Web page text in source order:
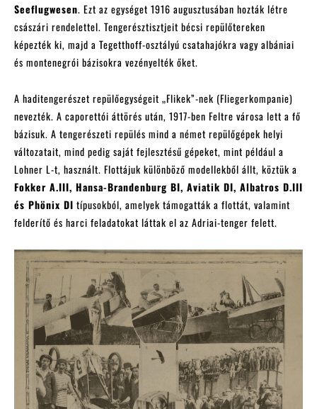
Seeflugwesen. Ezt az egységet 1916 augusztusában hozták létre
császári rendelettel. Tengerésztisztjeit bécsi repülőtereken
képezték ki, majd a Tegetthoff-osztályú csatahajókra vagy albániai
és montenegrói bázisokra vezényelték őket.
A haditengerészet repülőegységeit „Flikek”-nek (Fliegerkompanie)
nevezték. A caporettói áttörés után, 1917-ben Feltre városa lett a fő
bázisuk. A tengerészeti repülés mind a német repülőgépek helyi
változatait, mind pedig saját fejlesztésű gépeket, mint például a
Lohner L-t, használt. Flottájuk különböző modellekből állt, köztük a
Fokker A.III, Hansa-Brandenburg BI, Aviatik DI, Albatros D.III
és Phönix DI típusokból, amelyek támogatták a flottát, valamint
felderítő és harci feladatokat láttak el az Adriai-tenger felett.